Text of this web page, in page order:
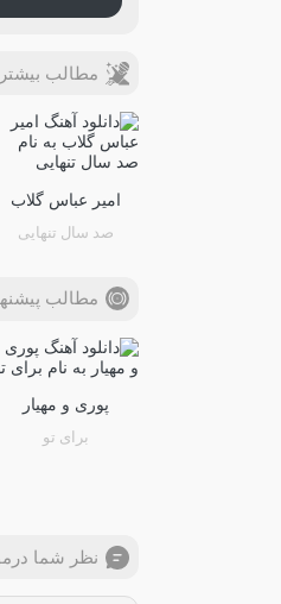
مطالب
امیر عباس گلاب
صد سال تنهایی
مطالب
پوری و مهیار
برای تو
نظر شما